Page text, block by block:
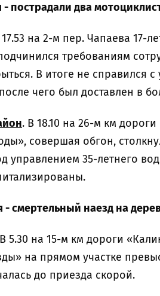
- пострадали два
на 2-м пер. Чапаева 17-
требованиям
В итоге не справился
чего был доставлен в
. В 18.10 на 26-м км
совершая обгон,
управлением 35-летнего
- смертельный наезд на
5.30 на 15-м км дороги
на прямом участке
до приезда скорой.